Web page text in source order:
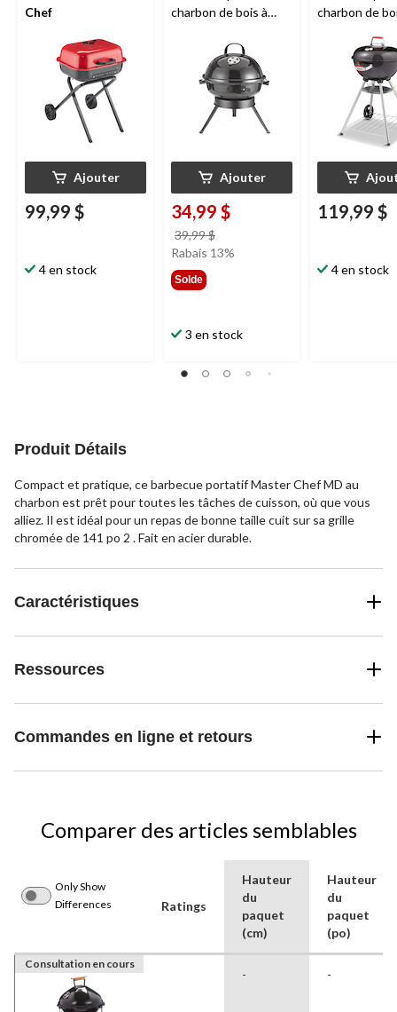
Chef
Ajouter
99,99 $
4 en stock
charbon de bois à
Ajouter
34,99 $
39,99 $
était
Rabais 13%
Solde
3 en stock
charbon de
inférieur, 18
119,99 $
4 en stock
Produit Détails
Compact et pratique, ce barbecue portatif Master Chef MD au
charbon est prêt pour toutes les tâches de cuisson, où que vous
alliez. Il est idéal pour un repas de bonne taille cuit sur sa grille
chromée de 141 po 2 . Fait en acier durable.
Caractéristiques
Ressources
Commandes en ligne et retours
Comparer des articles semblables
Only Show
Differences
Ratings
Hauteur
du
paquet
(cm)
Hauteur
du
paquet
(po)
Consultation en cours
- -